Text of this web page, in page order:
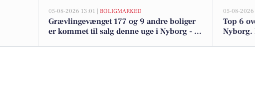
05-08-2026 13:01 | BOLIGMARKED
Grævlingevænget 177 og 9 andre boliger
er kommet til salg denne uge i Nyborg - se
05-08-2026
Top 6
Nyborg.